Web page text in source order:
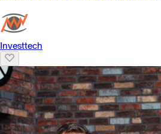
Investtech